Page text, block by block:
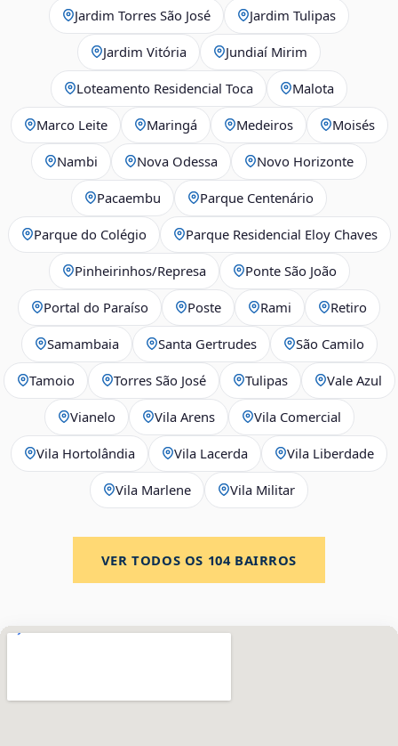
Jardim Torres São José Jardim Tulipas
Jardim Vitória Jundiaí Mirim
Loteamento Residencial Toca Malota
Marco Leite Maringá Medeiros Moisés
Nambi Nova Odessa Novo Horizonte
Pacaembu Parque Centenário
Parque do Colégio Parque Residencial Eloy Chaves
Pinheirinhos/Represa Ponte São João
Portal do Paraíso Poste Rami Retiro
Samambaia Santa Gertrudes São Camilo
Tamoio Torres São José Tulipas Vale Azul
Vianelo Vila Arens Vila Comercial
Vila Hortolândia Vila Lacerda Vila Liberdade
Vila Marlene Vila Militar
VER TODOS OS 104BAIRROS